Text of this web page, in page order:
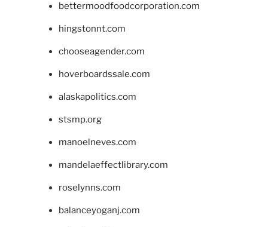
bettermoodfoodcorporation.com
hingstonnt.com
chooseagender.com
hoverboardssale.com
alaskapolitics.com
stsmp.org
manoelneves.com
mandelaeffectlibrary.com
roselynns.com
balanceyoganj.com